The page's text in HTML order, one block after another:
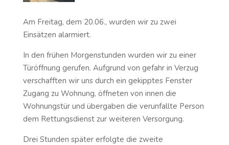
Am Freitag, dem 20.06., wurden wir zu zwei
Einsätzen alarmiert.
In den frühen Morgenstunden wurden wir zu einer
Türöffnung gerufen. Aufgrund von gefahr in Verzug
verschafften wir uns durch ein gekipptes Fenster
Zugang zu Wohnung, öffneten von innen die
Wohnungstür und übergaben die verunfallte Person
dem Rettungsdienst zur weiteren Versorgung.
Drei Stunden später erfolgte die zweite